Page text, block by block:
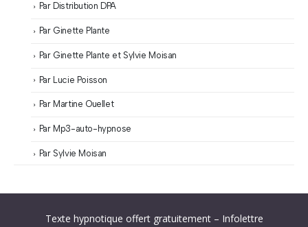
Par Distribution DPA
Par Ginette Plante
Par Ginette Plante et Sylvie Moisan
Par Lucie Poisson
Par Martine Ouellet
Par Mp3-auto-hypnose
Par Sylvie Moisan
Texte hypnotique offert gratuitement – Infolettre